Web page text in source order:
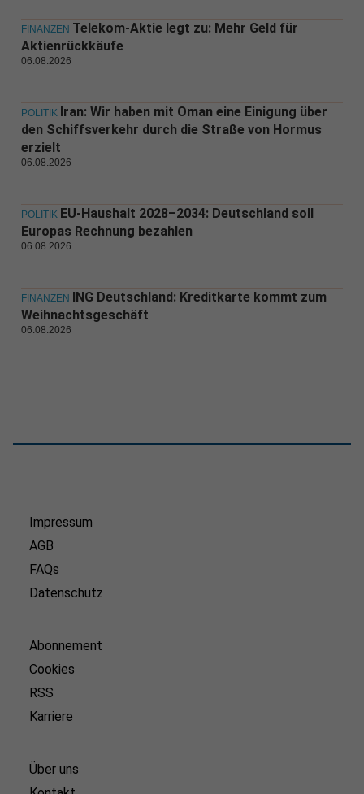
FINANZEN Telekom-Aktie legt zu: Mehr Geld für
Aktienrückkäufe
06.08.2026
POLITIK Iran: Wir haben mit Oman eine Einigung über
den Schiffsverkehr durch die Straße von Hormus
erzielt
06.08.2026
POLITIK EU-Haushalt 2028–2034: Deutschland soll
Europas Rechnung bezahlen
06.08.2026
FINANZEN
ING Deutschland: Kreditkarte kommt zum
Weihnachtsgeschäft
06.08.2026
Impressum
AGB
FAQs
Datenschutz
Abonnement
Cookies
RSS
Karriere
Über uns